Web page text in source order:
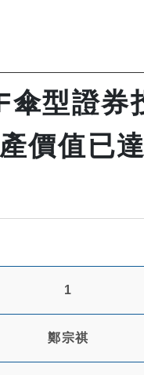
傘型證
價值已
1
鄭宗祺